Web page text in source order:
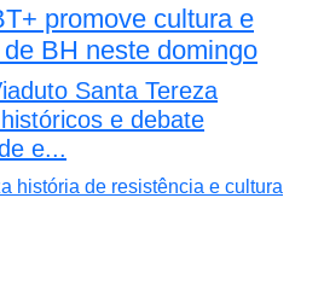
promove cultura e
BH neste domingo
Santa Tereza
e debate
e...